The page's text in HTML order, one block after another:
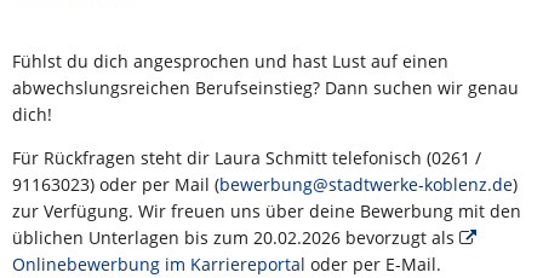
Fühlst du dich angesprochen und hast Lust auf einen
abwechslungsreichen Berufseinstieg? Dann suchen wir genau
dich!
Für Rückfragen steht dir Laura Schmitt telefonisch (0261 /
91163023) oder per Mail (bewerbung@stadtwerke-koblenz.de)
zur Verfügung. Wir freuen uns über deine Bewerbung mit den
üblichen Unterlagen bis zum 20.02.2026 bevorzugt als
Onlinebewerbung im Karriereportal oder per E-Mail.